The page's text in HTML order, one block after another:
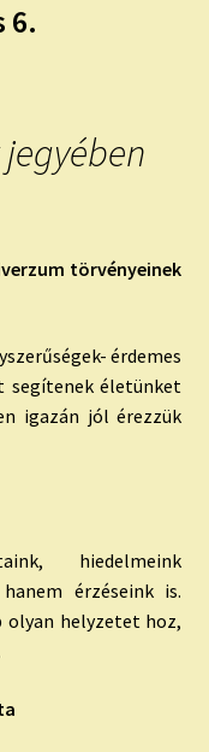
6.
törvényeinek
érdemes
segítenek életünket
igazán jól érezzük
hiedelmeink
érzéseink is.
olyan helyzetet hoz,